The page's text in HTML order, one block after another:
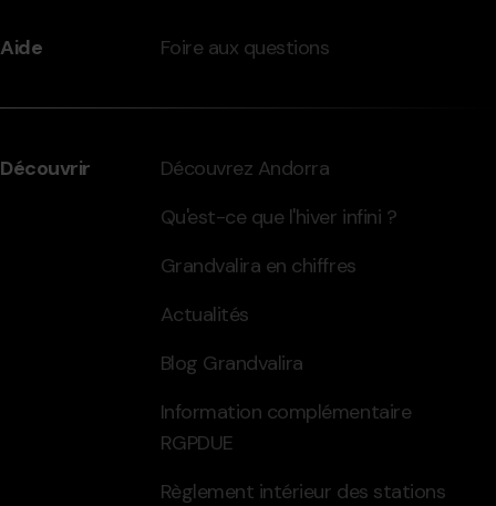
Aide Foire aux questions
Découvrir
Découvrez Andorra
Qu'est-ce que l'hiver infini ?
Grandvalira en chiffres
Actualités
Blog Grandvalira
Information complémentaire
RGPDUE
Règlement intérieur des stations